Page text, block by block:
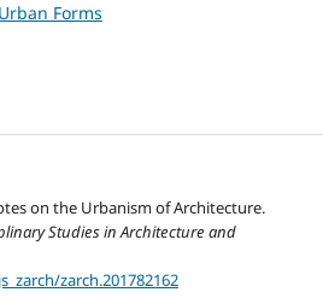
Forms
on the Urbanism of Architecture.
Studies in Architecture and
zarch.201782162